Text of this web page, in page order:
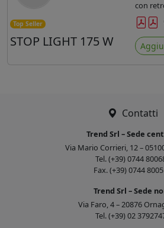
Top Seller
STOP LIGHT 175 W
con
PVC-
Contatti
Trend Srl – Sede
Via Mario Corrieri, 12 –
Tel. (+39) 0744
Fax. (+39) 0744
Trend Srl – Sede
Via Faro, 4 – 20876
Tel. (+39) 02